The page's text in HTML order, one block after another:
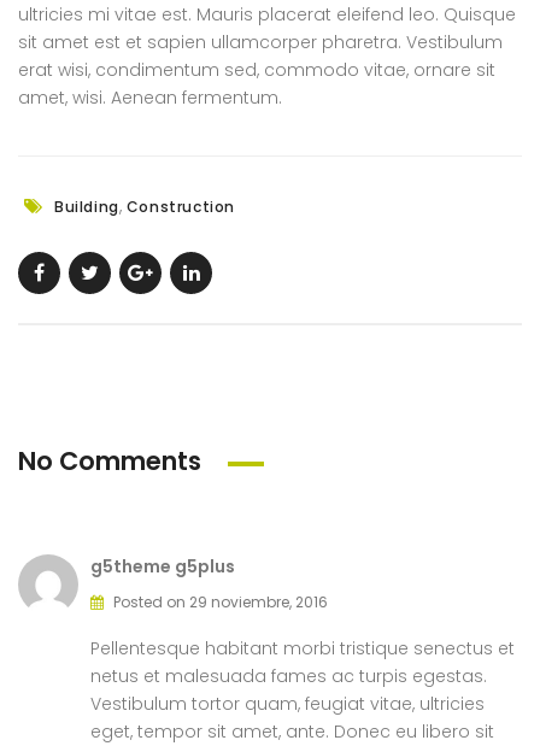
ultricies mi vitae est. Mauris placerat eleifend leo. Quisque
sit amet est et sapien ullamcorper pharetra. Vestibulum
erat wisi, condimentum sed, commodo vitae, ornare sit
amet, wisi. Aenean fermentum.
Building, Construction
No Comments
g5theme g5plus
Posted on 29 noviembre, 2016
Pellentesque habitant morbi tristique senectus et
netus et malesuada fames ac turpis egestas.
Vestibulum tortor quam, feugiat vitae, ultricies
eget, tempor sit amet, ante. Donec eu libero sit